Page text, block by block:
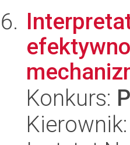
Konkurs: